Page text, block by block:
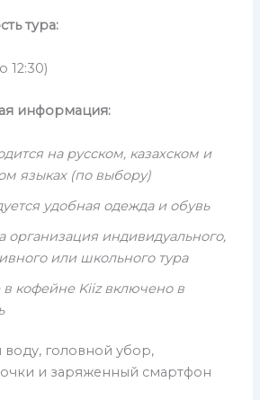
тура:
12:30)
информация:
на русском, казахском и
языках (по выбору)
удобная одежда и обувь
организация индивидуального,
или школьного тура
в кофейне Kiiz включено в
воду, головной убор,
и заряженный смартфон